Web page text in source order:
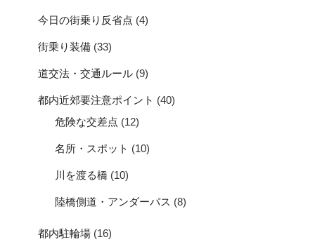
今日の街乗り反省点 (4)
街乗り装備 (33)
道交法・交通ルール (9)
都内近郊要注意ポイント (40)
危険な交差点 (12)
名所・スポット (10)
川を渡る橋 (10)
陸橋側道・アンダーパス (8)
都内駐輪場 (16)